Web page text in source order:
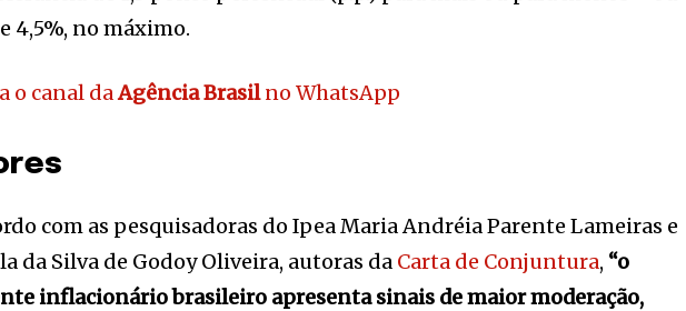
4,5%, no máximo.
o canal daAgência Brasilno WhatsApp
com as pesquisadoras do Ipea Maria Andréia Parente Lameiras e
da Silva de Godoy Oliveira, autoras da Carta de Conjuntura, “o
inflacionário brasileiro apresenta sinais de maior moderação,